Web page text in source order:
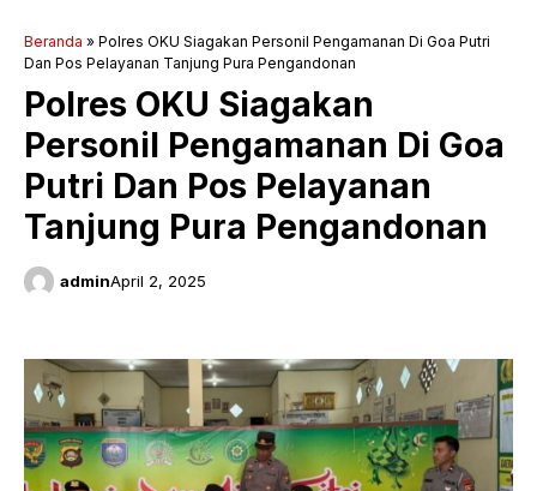
Beranda » Polres OKU Siagakan Personil Pengamanan Di Goa Putri
Dan Pos Pelayanan Tanjung Pura Pengandonan
Polres OKU Siagakan
Personil Pengamanan Di Goa
Putri Dan Pos Pelayanan
Tanjung Pura Pengandonan
adminApril 2, 2025